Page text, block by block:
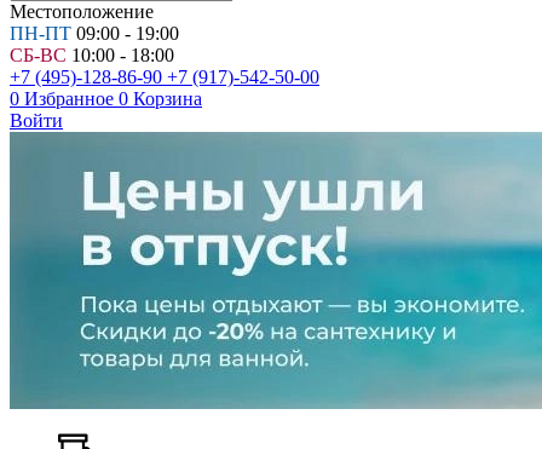
Местоположение
ПН-ПТ 09:00 - 19:00
СБ-ВС 10:00 - 18:00
+7 (495)-128-86-90 +7 (917)-542-50-00
0 Избранное 0 Корзина
Войти